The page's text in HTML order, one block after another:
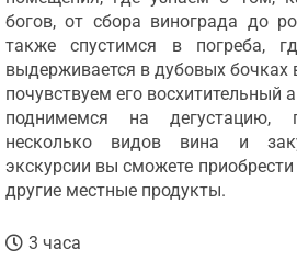
богов, от сбора винограда до
также спустимся в погреба,
выдерживается в дубовых бочках
почувствуем его восхитительный
поднимемся на дегустацию,
несколько видов вина и
экскурсии вы сможете
другие местные продукты.
3 часа